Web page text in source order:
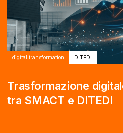
digital transformation DITEDI
Trasformazione
tra SMACT e DITEDI